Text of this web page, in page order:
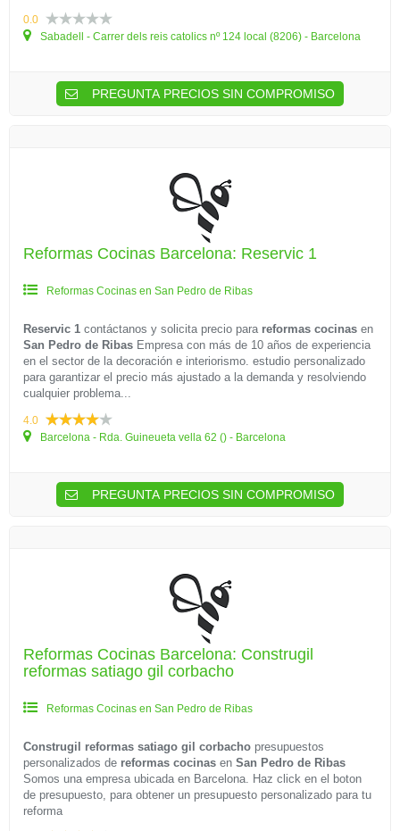
0.0
Sabadell - Carrer dels reis catolics nº 124 local (8206) - Barcelona
PREGUNTA PRECIOS SIN COMPROMISO
Reformas Cocinas Barcelona: Reservic 1
Reformas Cocinas en San Pedro de Ribas
Reservic 1 contáctanos y solicita precio para reformas cocinas en
San Pedro de Ribas Empresa con más de 10 años de experiencia
en el sector de la decoración e interiorismo. estudio personalizado
para garantizar el precio más ajustado a la demanda y resolviendo
cualquier problema...
4.0
Barcelona - Rda. Guineueta vella 62 () - Barcelona
PREGUNTA PRECIOS SIN COMPROMISO
Reformas Cocinas Barcelona: Construgil
reformas satiago gil corbacho
Reformas Cocinas en San Pedro de Ribas
Construgil reformas satiago gil corbacho presupuestos
personalizados de reformas cocinas en San Pedro de Ribas
Somos una empresa ubicada en Barcelona. Haz click en el boton
de presupuesto, para obtener un presupuesto personalizado para tu
reforma